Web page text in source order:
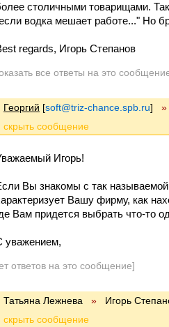
столичными товарищами.
водка мешает работе..." Но
regards, Игорь Степанов
все ответы на это
Георгий [soft@triz-chance.spb.ru] »
Игорь!
Вы знакомы с так называемой
Вашу фирму, как
Вам придется выбрать что-то
уважением,
ответов на это сообщение]
Татьяна Лежнева » Игорь